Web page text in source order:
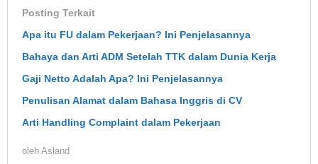
Posting Terkait
Apa itu FU dalam Pekerjaan? Ini Penjelasannya
Bahaya dan Arti ADM Setelah TTK dalam Dunia Kerja
Gaji Netto Adalah Apa? Ini Penjelasannya
Penulisan Alamat dalam Bahasa Inggris di CV
Arti Handling Complaint dalam Pekerjaan
oleh Asland